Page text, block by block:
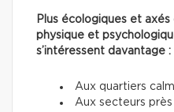
Plus écologiques et
physique et
s’intéressent davantage :
Aux quartiers
Aux secteurs